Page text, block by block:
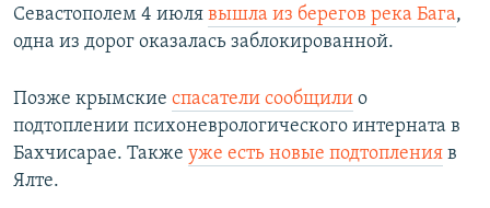
Севастополем 4 июля вышла из берегов река Бага,
одна из дорог оказалась заблокированной.
Позже крымские спасатели сообщили о
подтоплении психоневрологического интерната в
Бахчисарае. Также уже есть новые подтопления в
Ялте.